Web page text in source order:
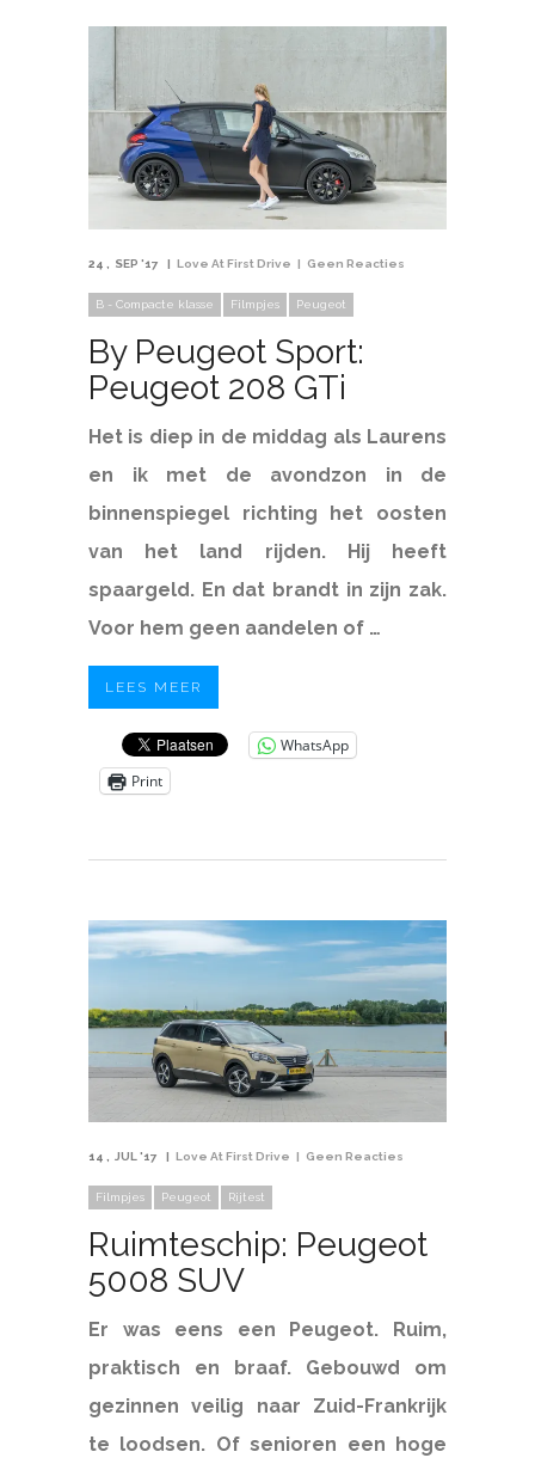
24 SEP '17 Love At First Drive Geen Reacties
B - Compacte klasse Filmpjes Peugeot
By Peugeot Sport:
Peugeot 208 GTi
Het is diep in de middag als Laurens
en ik met de avondzon in de
binnenspiegel richting het oosten
van het land rijden. Hij heeft
spaargeld. En dat brandt in zijn zak.
Voor hem geen aandelen of …
LEES MEER
WhatsApp
Print
14 JUL '17 Love At First Drive Geen Reacties
Filmpjes Peugeot Rijtest
Ruimteschip: Peugeot
5008 SUV
Er was eens een Peugeot. Ruim,
praktisch en braaf. Gebouwd om
gezinnen veilig naar Zuid-Frankrijk
te loodsen. Of senioren een hoge